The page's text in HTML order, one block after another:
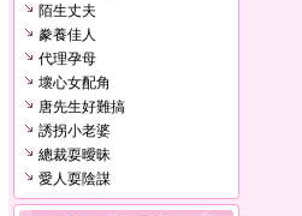
陌生丈夫
豢養佳人
代理孕母
壞心女配角
唐先生好難搞
誘拐小老婆
總裁耍曖昧
愛人耍陰謀